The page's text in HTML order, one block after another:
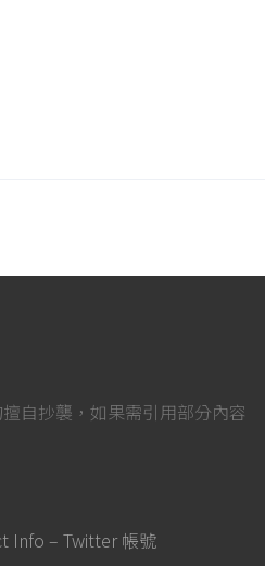
自抄襲，如果需引用部分內容
Info – Twitter 帳號